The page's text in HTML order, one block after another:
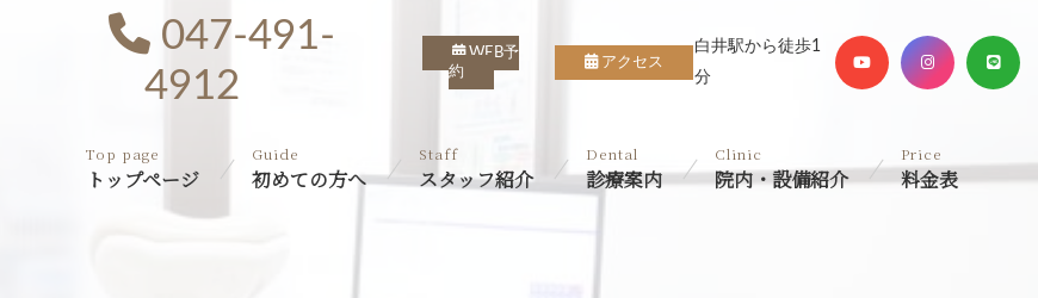
047-491-
4912
WEB予
約
アクセス
白井駅から徒歩1
分
Top page
トップページ
Guide
初めての方へ
Staff
スタッフ紹介
Dental
診療案内
Clinic
院内・設備紹介
Price
料金表